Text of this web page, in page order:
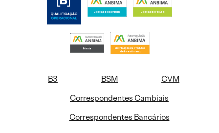
B3 BSM
CVM
Correspondentes Cambiais
Correspondentes Bancários